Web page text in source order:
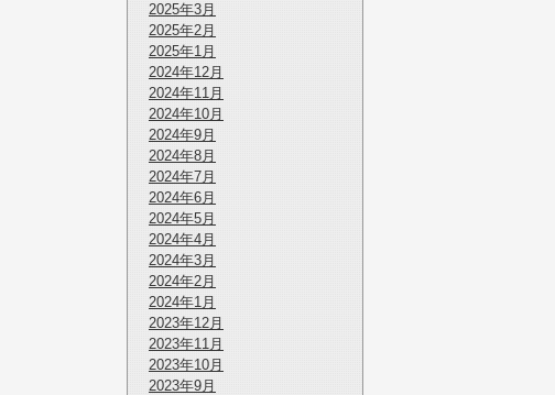
2025年3月
2025年2月
2025年1月
2024年12月
2024年11月
2024年10月
2024年9月
2024年8月
2024年7月
2024年6月
2024年5月
2024年4月
2024年3月
2024年2月
2024年1月
2023年12月
2023年11月
2023年10月
2023年9月